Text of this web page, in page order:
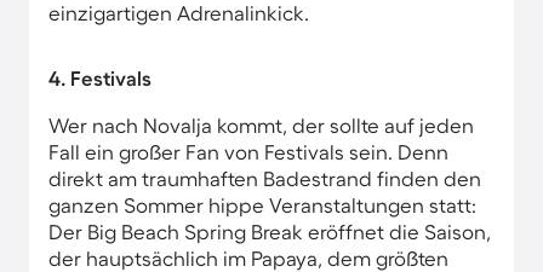
einzigartigen Adrenalinkick.
4. Festivals
Wer nach Novalja kommt, der sollte auf jeden
Fall ein großer Fan von Festivals sein. Denn
direkt am traumhaften Badestrand finden den
ganzen Sommer hippe Veranstaltungen statt:
Der Big Beach Spring Break eröffnet die Saison,
der hauptsächlich im Papaya, dem größten